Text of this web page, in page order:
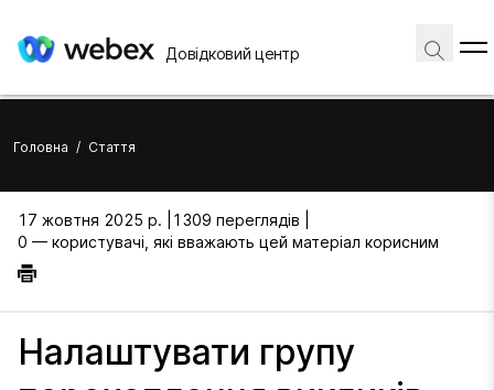
Довідковий центр
Головна / Стаття
17 жовтня 2025 р. |
1309 переглядів |
0 — користувачі, які вважають цей матеріал корисним
Налаштувати групу